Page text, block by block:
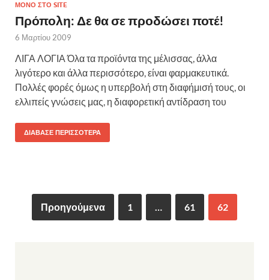
ΜΌΝΟ ΣΤΟ SITE
Πρόπολη: Δε θα σε προδώσει ποτέ!
6 Μαρτίου 2009
ΛΙΓΑ ΛΟΓΙΑ Όλα τα προϊόντα της μέλισσας, άλλα
λιγότερο και άλλα περισσότερο, είναι φαρμακευτικά.
Πολλές φορές όμως η υπερβολή στη διαφήμισή τους, οι
ελλιπείς γνώσεις μας, η διαφορετική αντίδραση του
ΔΙΆΒΑΣΕ ΠΕΡΙΣΣΌΤΕΡΑ
Προηγούμενα 1 … 61 62